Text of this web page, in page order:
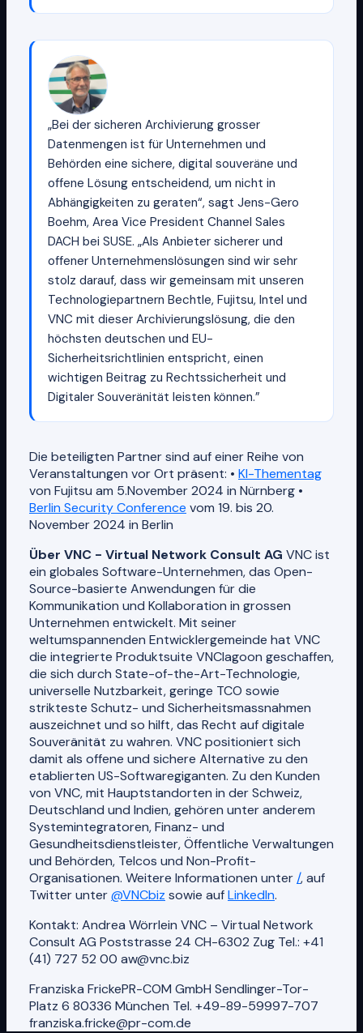
„Bei der sicheren Archivierung grosser
Datenmengen ist für Unternehmen und
Behörden eine sichere, digital souveräne und
offene Lösung entscheidend, um nicht in
Abhängigkeiten zu geraten“, sagt Jens-Gero
Boehm, Area Vice President Channel Sales
DACH bei SUSE. „Als Anbieter sicherer und
offener Unternehmenslösungen sind wir sehr
stolz darauf, dass wir gemeinsam mit unseren
Technologiepartnern Bechtle, Fujitsu, Intel und
VNC mit dieser Archivierungslösung, die den
höchsten deutschen und EU-
Sicherheitsrichtlinien entspricht, einen
wichtigen Beitrag zu Rechtssicherheit und
Digitaler Souveränität leisten können.”
Die beteiligten Partner sind auf einer Reihe von
Veranstaltungen vor Ort präsent: • KI-Thementag
von Fujitsu am 5.November 2024 in Nürnberg •
Berlin Security Conference vom 19. bis 20.
November 2024 in Berlin
Über VNC - Virtual Network Consult AG VNC ist
ein globales Software-Unternehmen, das Open-
Source-basierte Anwendungen für die
Kommunikation und Kollaboration in grossen
Unternehmen entwickelt. Mit seiner
weltumspannenden Entwicklergemeinde hat VNC
die integrierte Produktsuite VNClagoon geschaffen,
die sich durch State-of-the-Art-Technologie,
universelle Nutzbarkeit, geringe TCO sowie
strikteste Schutz- und Sicherheitsmassnahmen
auszeichnet und so hilft, das Recht auf digitale
Souveränität zu wahren. VNC positioniert sich
damit als offene und sichere Alternative zu den
etablierten US-Softwaregiganten. Zu den Kunden
von VNC, mit Hauptstandorten in der Schweiz,
Deutschland und Indien, gehören unter anderem
Systemintegratoren, Finanz- und
Gesundheitsdienstleister, Öffentliche Verwaltungen
und Behörden, Telcos und Non-Profit-
Organisationen. Weitere Informationen unter/, auf
Twitter unter@VNCbiz sowie aufLinkedIn.
Kontakt: Andrea Wörrlein VNC – Virtual Network
Consult AG Poststrasse 24 CH-6302 Zug Tel.: +41
(41) 727 52 00 aw@vnc.biz
Franziska Fricke​ PR-COM GmbH Sendlinger-Tor-
Platz 6 80336 München Tel. +49-89-59997-707
franziska.fricke@pr-com.de